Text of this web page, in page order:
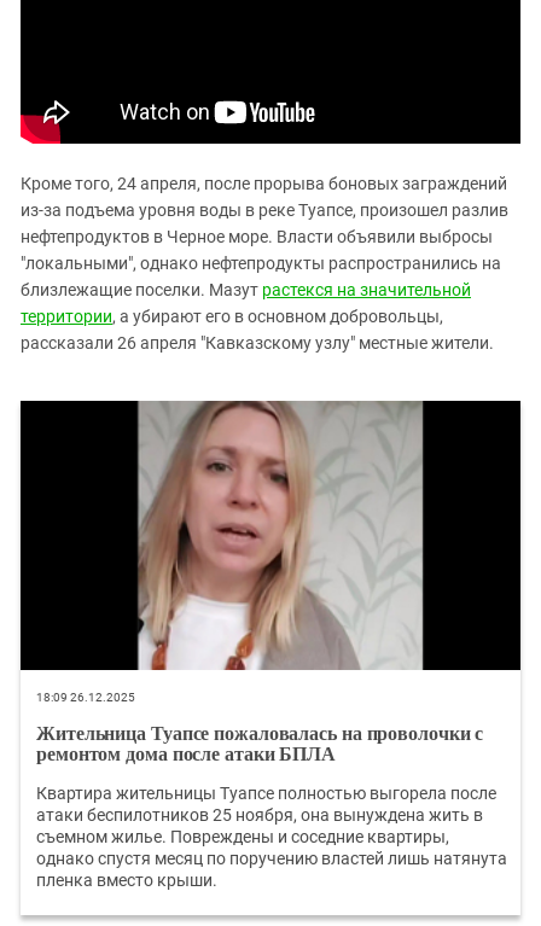
Кроме того, 24 апреля, после прорыва боновых заграждений
из-за подъема уровня воды в реке Туапсе, произошел разлив
нефтепродуктов в Черное море. Власти объявили выбросы
"локальными", однако нефтепродукты распространились на
близлежащие поселки. Мазут растекся на значительной
территории, а убирают его в основном добровольцы,
рассказали 26 апреля "Кавказскому узлу" местные жители.
18:09 26.12.2025
Жительница Туапсе пожаловалась на проволочки с
ремонтом дома после атаки БПЛА
Квартира жительницы Туапсе полностью выгорела после
атаки беспилотников 25 ноября, она вынуждена жить в
съемном жилье. Повреждены и соседние квартиры,
однако спустя месяц по поручению властей лишь натянута
пленка вместо крыши.